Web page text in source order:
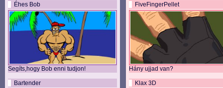
Éhes Bob
Segíts,hogy Bob enni tudjon!
Bartender
FiveFingerPellet
Hány ujjad van?
Klax 3D